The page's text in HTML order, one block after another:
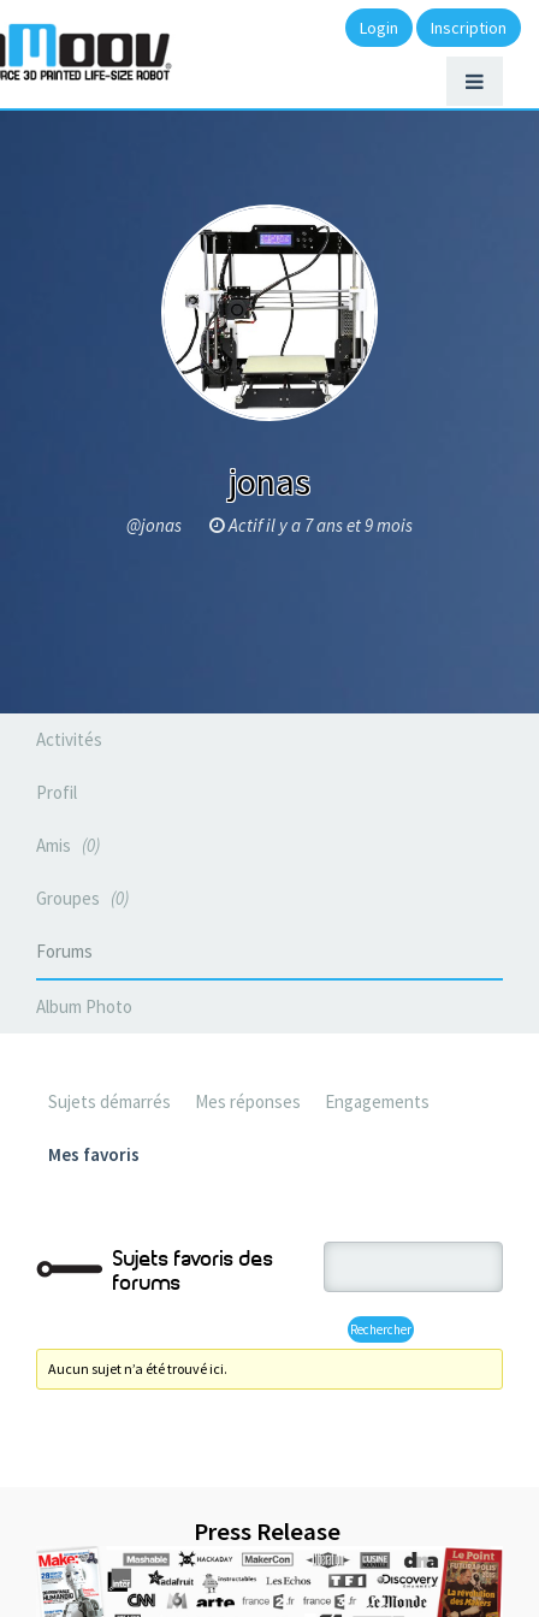
Login Inscription
jonas
@jonas Actif il y a 7 ans et 9 mois
Activités
Profil
Amis 0
Groupes 0
Forums
Album Photo
Sujets démarrés Mes réponses Engagements
Mes favoris
Sujets favoris des
forums
Aucun sujet n’a été trouvé ici.
Press Release